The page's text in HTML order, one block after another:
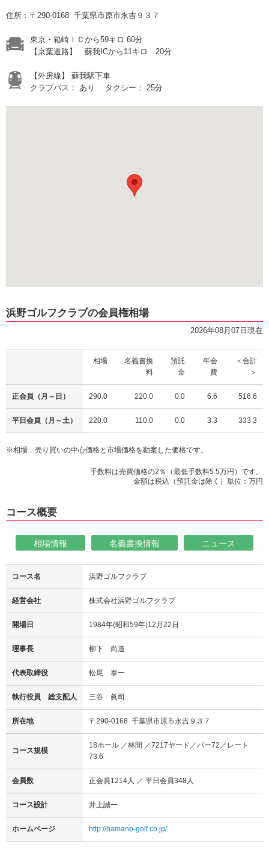
住所：〒290-0168 千葉県市原市永吉９３７
東京・箱崎ＩＣから59キロ 60分
【京葉道路】 蘇我ICから11キロ 20分
【外房線】 蘇我駅下車
クラブバス： あり タクシー： 25分
浜野ゴルフクラブの会員権相場
2026年08月07日現在
相場
名義書換
料
預託
金
年会
費
＜合計
＞
正会員（月～日） 290.0 220.0 0.0 6.6 516.6
平日会員（月～土） 220.0 110.0 0.0 3.3 333.3
※相場…売り買いの中心価格と市場価格を勘案した価格です。
手数料は売買価格の2％（最低手数料5.5万円）です。
金額は税込（預託金は除く）単位：万円
コース概要
相場情報 名義書換情報 ニュース
コース名 浜野ゴルフクラブ
経営会社 株式会社浜野ゴルフクラブ
開場日 1984年(昭和59年)12月22日
理事長 柳下 尚道
代表取締役 松尾 泰一
執行役員 総支配人 三谷 眞司
所在地 〒290-0168 千葉県市原市永吉９３７
コース規模
18ホール ／林間 ／7217ヤード／パー72／レート
73.6
会員数 正会員1214人 ／ 平日会員348人
コース設計 井上誠一
ホームページ http://hamano-golf.co.jp/